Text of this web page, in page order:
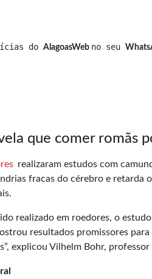
do AlagoasWeb no seu
que comer romãs
realizaram estudos com
fracas do cérebro e retarda
realizado em roedores, o
resultados promissores
explicou Vilhelm Bohr,